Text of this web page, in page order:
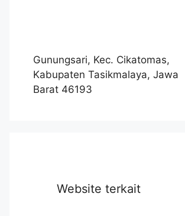
Gunungsari, Kec. Cikatomas,
Kabupaten Tasikmalaya, Jawa
Barat 46193
Website terkait